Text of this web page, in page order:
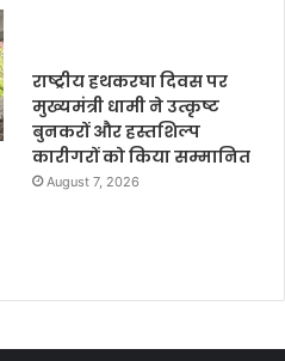
राष्ट्रीय हथकरघा दिवस पर
मुख्यमंत्री धामी ने उत्कृष्ट
बुनकरों और हस्तशिल्प
कारीगरों को किया सम्मानित
August 7, 2026